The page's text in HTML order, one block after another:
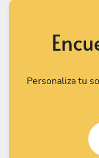
Personaliza tu